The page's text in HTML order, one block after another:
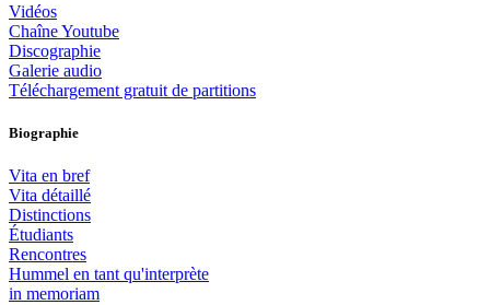
Vidéos
Chaîne Youtube
Discographie
Galerie audio
Téléchargement gratuit de partitions
Biographie
Vita en bref
Vita détaillé
Distinctions
Étudiants
Rencontres
Hummel en tant qu'interprète
in memoriam